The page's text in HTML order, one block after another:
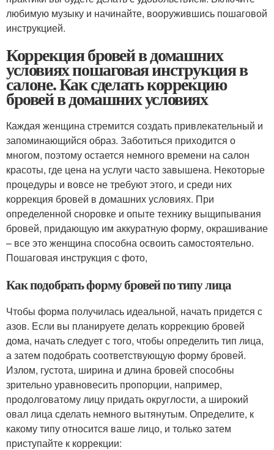
любимую музыку и начинайте, вооружившись пошаговой
инструкцией.
Коррекция бровей в домашних
условиях пошаговая инструкция в
салоне. Как сделать коррекцию
бровей в домашних условиях
Каждая женщина стремится создать привлекательный и
запоминающийся образ. Заботиться приходится о
многом, поэтому остается немного времени на салон
красоты, где цена на услуги часто завышена. Некоторые
процедуры и вовсе не требуют этого, и среди них
коррекция бровей в домашних условиях. При
определенной сноровке и опыте технику выщипывания
бровей, придающую им аккуратную форму, окрашивание
– все это женщина способна освоить самостоятельно.
Пошаговая инструкция с фото,
Как подобрать форму бровей по типу лица
Чтобы форма получилась идеальной, начать придется с
азов. Если вы планируете делать коррекцию бровей
дома, начать следует с того, чтобы определить тип лица,
а затем подобрать соответствующую форму бровей.
Излом, густота, ширина и длина бровей способны
зрительно уравновесить пропорции, например,
продолговатому лицу придать округлости, а широкий
овал лица сделать немного вытянутым. Определите, к
какому типу относится ваше лицо, и только затем
приступайте к коррекции: